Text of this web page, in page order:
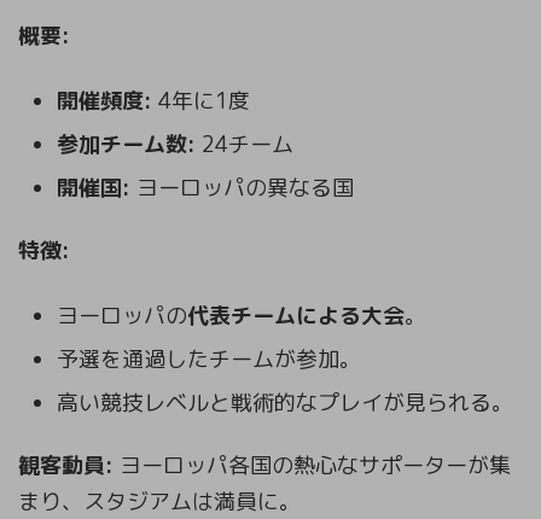
概要:
開催頻度: 4年に1度
参加チーム数: 24チーム
開催国: ヨーロッパの異なる国
特徴:
ヨーロッパの代表チームによる大会。
予選を通過したチームが参加。
高い競技レベルと戦術的なプレイが見られる。
観客動員: ヨーロッパ各国の熱心なサポーターが集
まり、スタジアムは満員に。